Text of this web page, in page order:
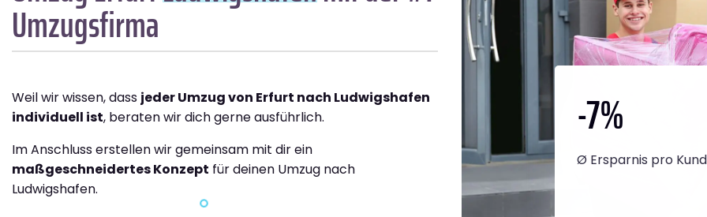
Umzugsfirma
Weil wir wissen, dass jeder Umzug von Erfurt nach Ludwigshafen
individuell ist, beraten wir dich gerne ausführlich.
Im Anschluss erstellen wir gemeinsam mit dir ein
maßgeschneidertes Konzept für deinen Umzug nach
Ludwigshafen.
-7%
Ø Ersparnis pro